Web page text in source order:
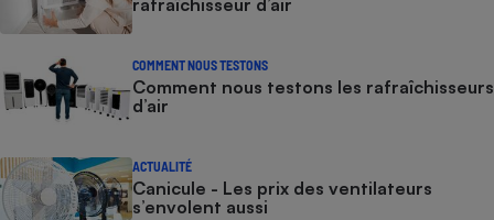
rafraîchisseur d’air
COMMENT NOUS TESTONS
Comment nous testons les rafraîchisseurs
d’air
ACTUALITÉ
Canicule - Les prix des ventilateurs
s’envolent aussi